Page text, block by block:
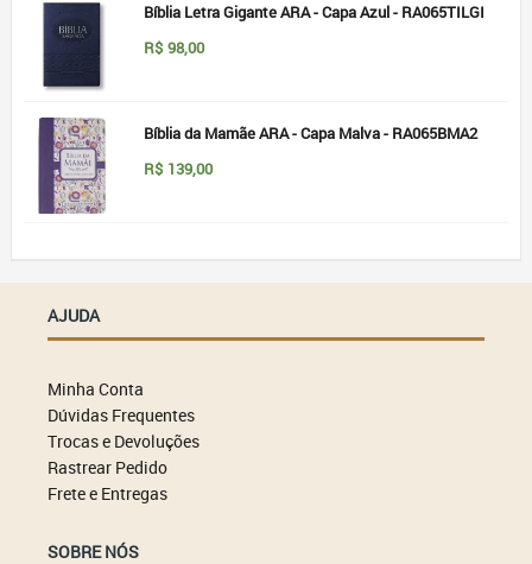
Bíblia Letra Gigante ARA - Capa Azul - RA065TILGI
R$ 98,00
Bíblia da Mamãe ARA - Capa Malva - RA065BMA2
R$ 139,00
AJUDA
Minha Conta
Dúvidas Frequentes
Trocas e Devoluções
Rastrear Pedido
Frete e Entregas
SOBRE NÓS